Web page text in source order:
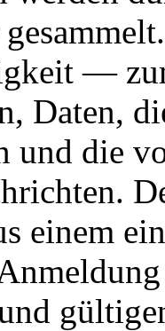
—
Daten,
und die
einem